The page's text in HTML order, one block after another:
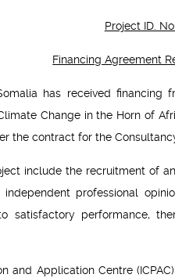
Project ID.
Financing Agreement
has received
Change in the Horn of
the contract for the
include the recruitment of
professional
satisfactory performance,
and Application Centre